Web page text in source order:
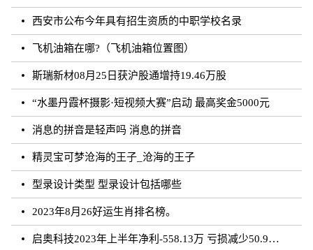
西安市公布今年具有招生资质的中职学校名录
飞机油箱在哪?（飞机油箱位置图）
斯瑞新材08月25日获沪股通增持19.46万股
“水墨丹霞杯摄影·短视频大赛”启动 最高奖金5000元
消息的拼音是轻声吗 消息的拼音
精灵宝可梦沧海的王子_沧海的王子
型录设计类型 型录设计包括哪些
2023年8月26好运生肖排名榜。
启奥科技2023年上半年净利-558.13万 亏损减少50.91%